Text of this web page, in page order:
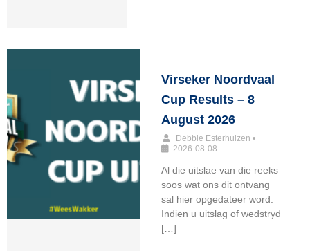
Virseker Noordvaal
Cup Results – 8
August 2026
Debbie Esterhuizen •
2026-08-08
Al die uitslae van die reeks
soos wat ons dit ontvang
sal hier opgedateer word.
Indien u uitslag of wedstryd
[…]